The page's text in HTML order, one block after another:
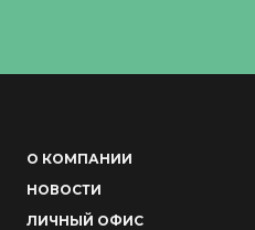
О КОМПАНИИ
НОВОСТИ
ЛИЧНЫЙ ОФИС